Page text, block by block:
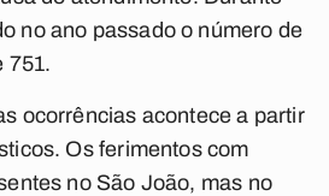
no ano passado o número de
751.
ocorrências acontece a partir
Os ferimentos com
no São João, mas no